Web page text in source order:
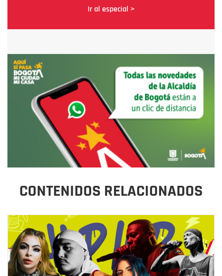
Ir al especial >
CONTENIDOS RELACIONADOS